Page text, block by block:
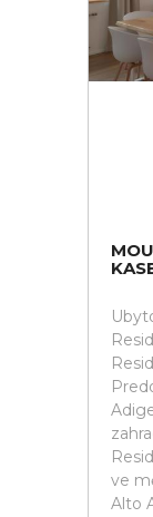
ve
Alto